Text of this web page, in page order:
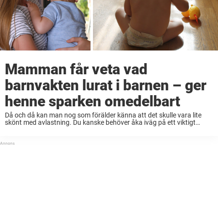
Mamman får veta vad
barnvakten lurat i barnen – ger
henne sparken omedelbart
Då och då kan man nog som förälder känna att det skulle vara lite
skönt med avlastning. Du kanske behöver åka iväg på ett viktigt